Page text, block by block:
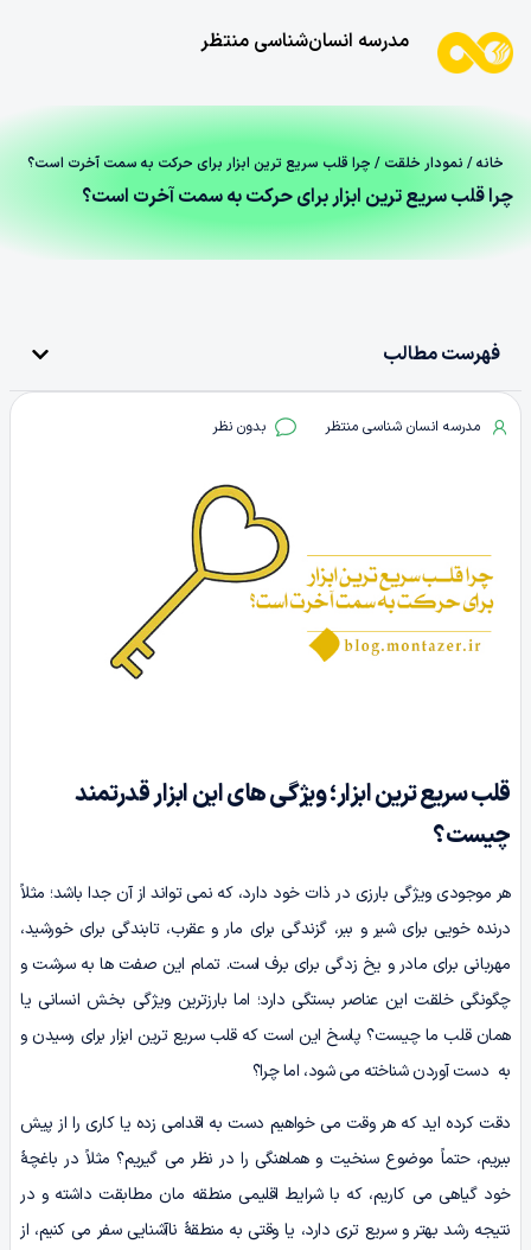
مدرسه انسان‌شناسی منتظر
خانه/ نمودار خلقت / چرا قلب سریع ترین ابزار برای حرکت به سمت آخرت است؟
چرا قلب سریع ترین ابزار برای حرکت به سمت آخرت است؟
فهرست مطالب
مدرسه انسان شناسی منتظر بدون نظر
قلب سریع ترین ابزار؛ ویژگی‌ های این ابزار قدرتمند
چیست؟
هر موجودی ویژگی بارزی در ذات خود دارد، که نمی تواند از آن جدا باشد؛ مثلاً
درنده خویی برای شیر و ببر، گزندگی برای مار و عقرب، تابندگی برای خورشید،
مهربانی برای مادر و یخ زدگی برای برف است. تمام این صفت ها به سرشت و
چگونگی خلقت این عناصر بستگی دارد؛ اما بارزترین ویژگی بخش انسانی یا
همان قلب ما چیست؟ پاسخ این است که قلب سریع ترین ابزار برای رسیدن و
به دست آوردن شناخته می شود، اما چرا؟
دقت کرده اید که هر وقت می خواهیم دست به اقدامی زده یا کاری را از پیش
ببریم، حتماً موضوع سنخیت و هماهنگی را در نظر می گیریم؟ مثلاً در باغچۀ
خود گیاهی می کاریم، که با شرایط اقلیمی منطقه مان مطابقت داشته و در
نتیجه رشد بهتر و سریع تری دارد، یا وقتی به منطقۀ ناآشنایی سفر می کنیم، از